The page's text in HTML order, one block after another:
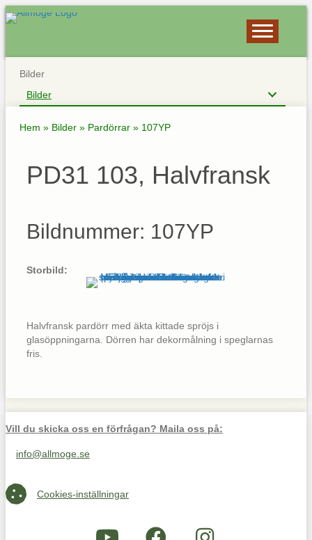
Bilder
Bilder
Hem » Bilder » Pardörrar » 107YP
PD31 103, Halvfransk
Bildnummer: 107YP
Storbild:
Halvfransk pardörr med äkta kittade spröjs i
glasöppningarna. Dörren har dekormålning i speglarnas
fris.
Vill du skicka oss en förfrågan? Maila oss på:
Maila oss på info@allmoge.se
info@allmoge.se
Cookies-inställningar
Cookies-inställningar